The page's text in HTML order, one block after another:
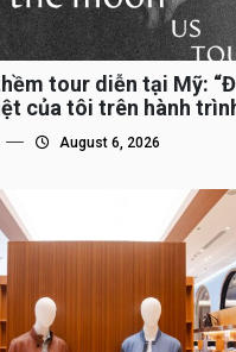
tour diễn tại Mỹ:
của tôi trên hành
August 6, 2026